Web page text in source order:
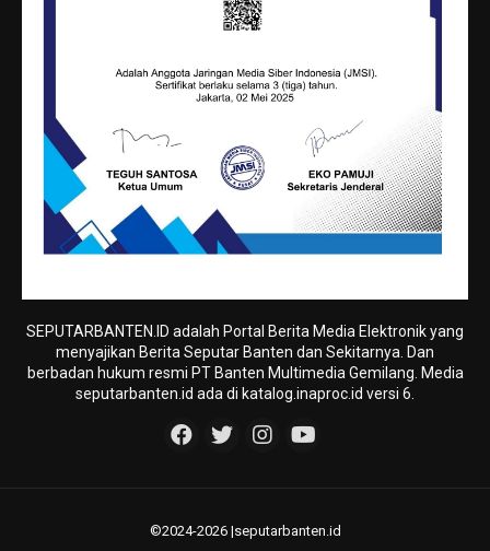
SEPUTARBANTEN.ID adalah Portal Berita Media Elektronik yang
menyajikan Berita Seputar Banten dan Sekitarnya. Dan
berbadan hukum resmi PT Banten Multimedia Gemilang. Media
seputarbanten.id ada di katalog.inaproc.id versi 6.
©2024-2026 |seputarbanten.id